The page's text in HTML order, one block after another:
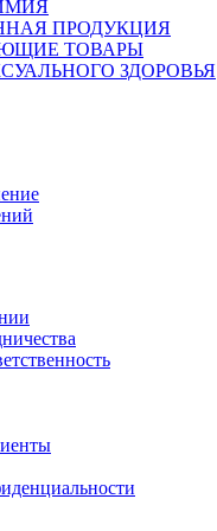
ПРОДУКЦИЯ
ТОВАРЫ
ЗДОРОВЬЯ